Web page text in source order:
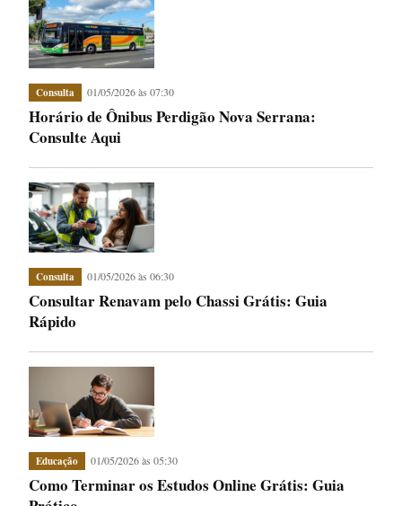
Consulta 01/05/2026 às 07:30
Horário de Ônibus Perdigão Nova Serrana:
Consulte Aqui
Consulta 01/05/2026 às 06:30
Consultar Renavam pelo Chassi Grátis: Guia
Rápido
Educação 01/05/2026 às 05:30
Como Terminar os Estudos Online Grátis: Guia